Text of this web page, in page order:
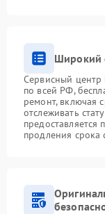
Широкий
Сервисный центр
по всей РФ,
ремонт, включая
отслеживать
предоставляется
продления срока